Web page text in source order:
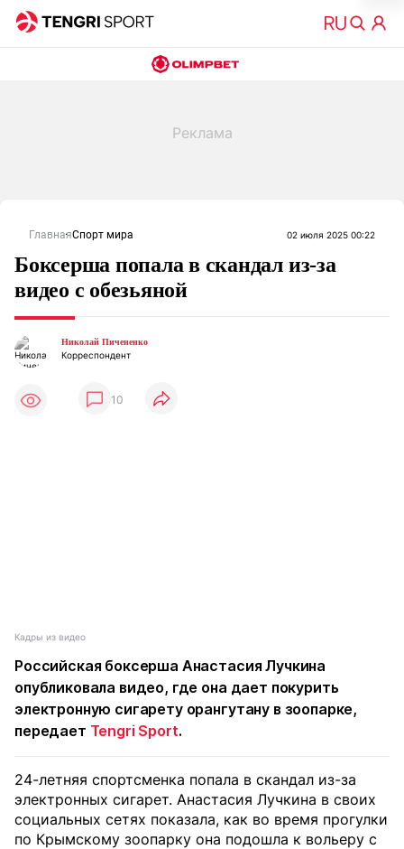
ГлавнаяСпорт мира 02 июля 2025 00:22
Боксерша попала в скандал из-за
видео с обезьяной
Николай Пичененко
Корреспондент
10
Кадры из видео
Российская боксерша Анастасия Лучкина
опубликовала видео, где она дает покурить
электронную сигарету орангутану в зоопарке,
передает Tengri Sport.
24-летняя спортсменка попала в скандал из-за
электронных сигарет. Анастасия Лучкина в своих
социальных сетях показала, как во время прогулки
по Крымскому зоопарку она подошла к вольеру с